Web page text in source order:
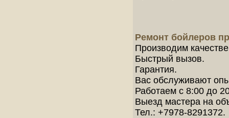
Ремонт бойлеров
Производим
Быстрый вызов.
Гарантия.
Вас обслуживают
Работаем с 8:00 до
Выезд мастера на
Тел.: +7978-8291372.